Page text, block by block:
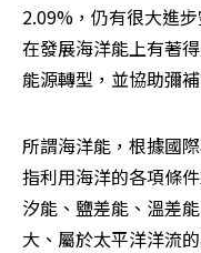
2.09%，仍有很大進
在發展海洋能上有著
能源轉型，並協助彌
所謂海洋能，根據國
指利用海洋的各項條
汐能、鹽差能、溫差
大、屬於太平洋洋流